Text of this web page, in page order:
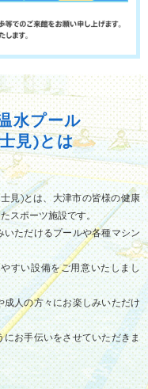
水プール
見)とは
見)とは、大津市の皆様の健康
スポーツ施設です。
ただけるプールや各種マシン
すい設備をご用意いたしまし
成人の方々にお楽しみいただけ
お手伝いをさせていただきま